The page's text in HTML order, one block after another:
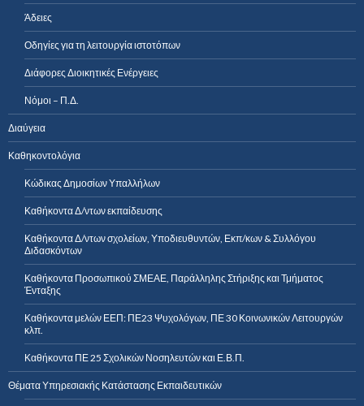
Άδειες
Οδηγίες για τη λειτουργία ιστοτόπων
Διάφορες Διοικητικές Ενέργειες
Νόμοι – Π.Δ.
Διαύγεια
Καθηκοντολόγια
Κώδικας Δημοσίων Υπαλλήλων
Καθήκοντα Δ/ντων εκπαίδευσης
Καθήκοντα Δ/ντων σχολείων, Υποδιευθυντών, Εκπ/κων & Συλλόγου
Διδασκόντων
Καθήκοντα Προσωπικού ΣΜΕΑΕ, Παράλληλης Στήριξης και Τμήματος
Ένταξης
Καθήκοντα μελών ΕΕΠ: ΠΕ23 Ψυχολόγων, ΠΕ 30 Κοινωνικών Λειτουργών
κλπ.
Καθήκοντα ΠΕ 25 Σχολικών Νοσηλευτών και Ε.Β.Π.
Θέματα Υπηρεσιακής Κατάστασης Εκπαιδευτικών